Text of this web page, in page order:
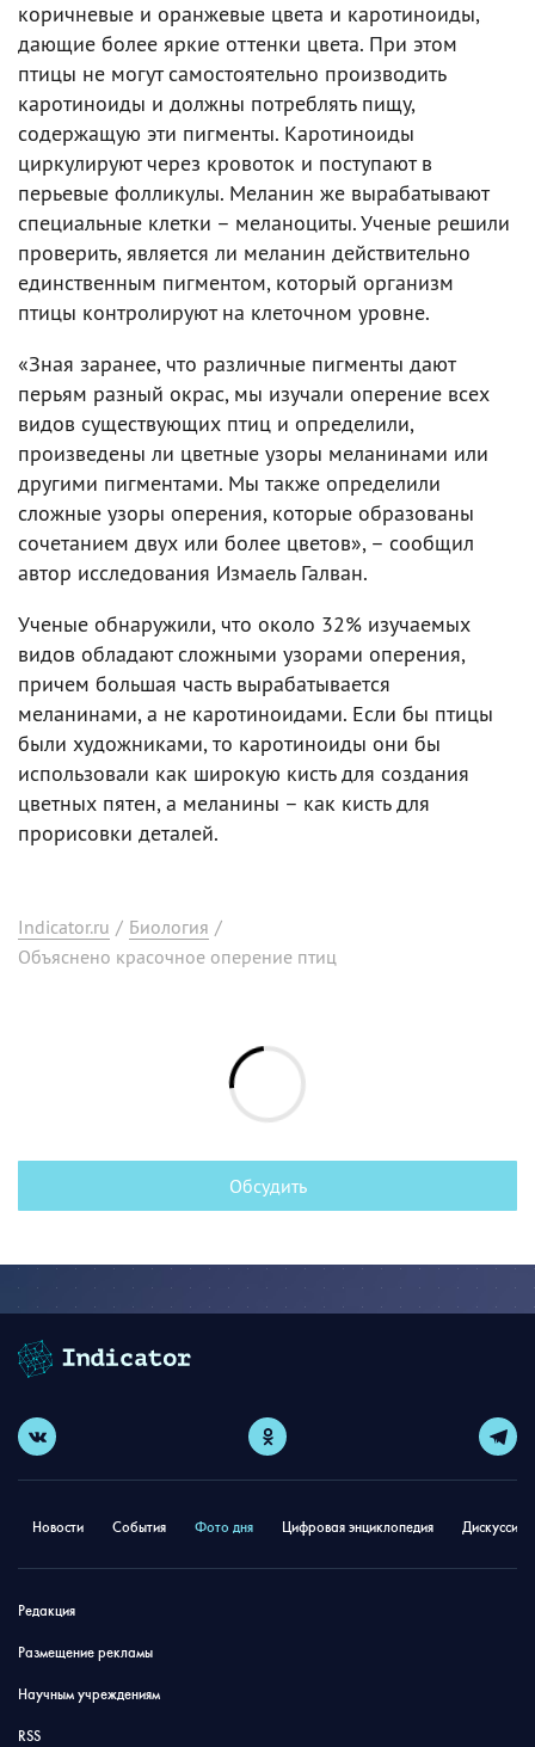
коричневые и оранжевые цвета и каротиноиды,
дающие более яркие оттенки цвета. При этом
птицы не могут самостоятельно производить
каротиноиды и должны потреблять пищу,
содержащую эти пигменты. Каротиноиды
циркулируют через кровоток и поступают в
перьевые фолликулы. Меланин же вырабатывают
специальные клетки – меланоциты. Ученые решили
проверить, является ли меланин действительно
единственным пигментом, который организм
птицы контролируют на клеточном уровне.
«Зная заранее, что различные пигменты дают
перьям разный окрас, мы изучали оперение всех
видов существующих птиц и определили,
произведены ли цветные узоры меланинами или
другими пигментами. Мы также определили
сложные узоры оперения, которые образованы
сочетанием двух или более цветов», – сообщил
автор исследования Измаель Галван.
Ученые обнаружили, что около 32% изучаемых
видов обладают сложными узорами оперения,
причем большая часть вырабатывается
меланинами, а не каротиноидами. Если бы птицы
были художниками, то каротиноиды они бы
использовали как широкую кисть для создания
цветных пятен, а меланины – как кисть для
прорисовки деталей.
Indicator.ru / Биология /
Объяснено красочное оперение птиц
Обсудить
Новости События Фото дня Цифровая энциклопедия
Редакция
Размещение рекламы
Научным учреждениям
RSS